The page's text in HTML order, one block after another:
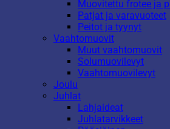
Muovitettu frotee ja
Patjat ja varavuoteet
Peitot ja tyynyt
Vaahtomuovit
Muut vaahtomuovit
Solumuovilevyt
Vaahtomuovilevyt
Joulu
Juhlat
Lahjaideat
Juhlatarvikkeet